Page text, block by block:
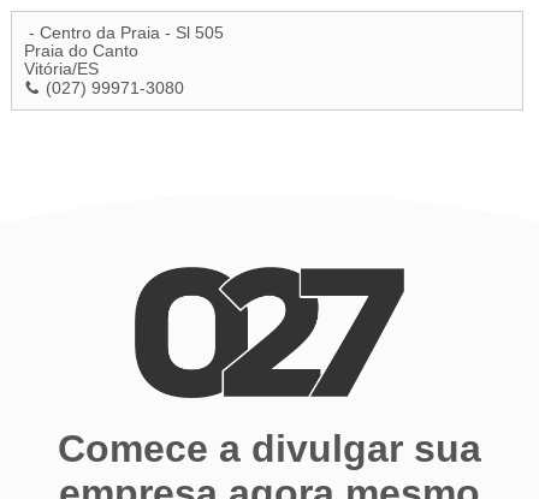
- Centro da Praia - Sl 505
Praia do Canto
Vitória/ES
(027) 99971-3080
Comece a divulgar sua